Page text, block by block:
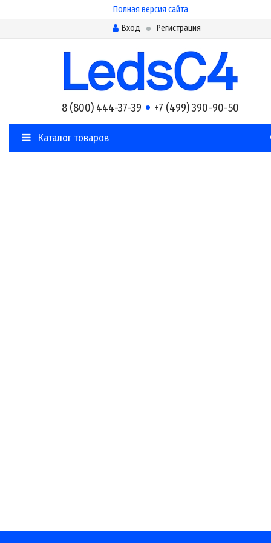
Полная версия сайта
Вход
Регистрация
8 (800) 444-37-39 +7 (499) 390-90-50
Каталог товаров